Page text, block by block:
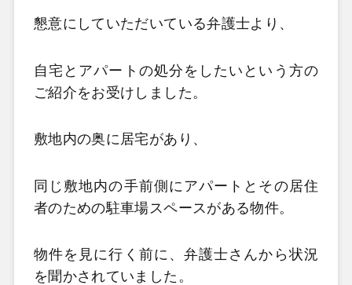
懇意にしていただいている弁護士より、
自宅とアパートの処分をしたいという方の
ご紹介をお受けしました。
敷地内の奥に居宅があり、
同じ敷地内の手前側にアパートとその居住
者のための駐車場スペースがある物件。
物件を見に行く前に、弁護士さんから状況
を聞かされていました。